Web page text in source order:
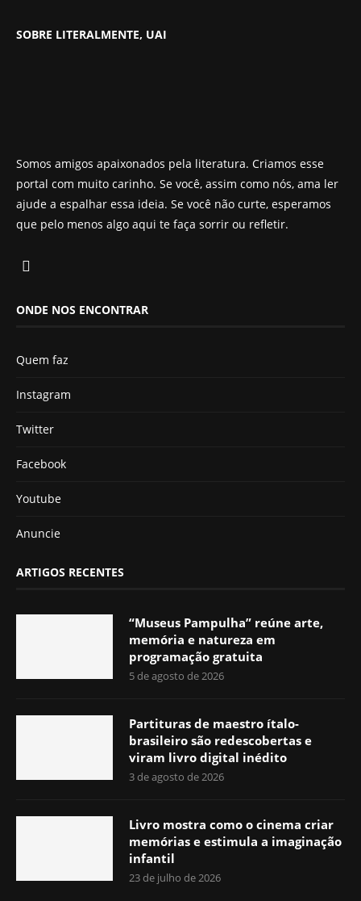
SOBRE LITERALMENTE, UAI
Somos amigos apaixonados pela literatura. Criamos esse
portal com muito carinho. Se você, assim como nós, ama ler
ajude a espalhar essa ideia. Se você não curte, esperamos
que pelo menos algo aqui te faça sorrir ou refletir.
ONDE NOS ENCONTRAR
Quem faz
Instagram
Twitter
Facebook
Youtube
Anuncie
ARTIGOS RECENTES
“Museus Pampulha” reúne arte,
memória e natureza em
programação gratuita
5 de agosto de 2026
Partituras de maestro ítalo-
brasileiro são redescobertas e
viram livro digital inédito
3 de agosto de 2026
Livro mostra como o cinema criar
memórias e estimula a imaginação
infantil
23 de julho de 2026